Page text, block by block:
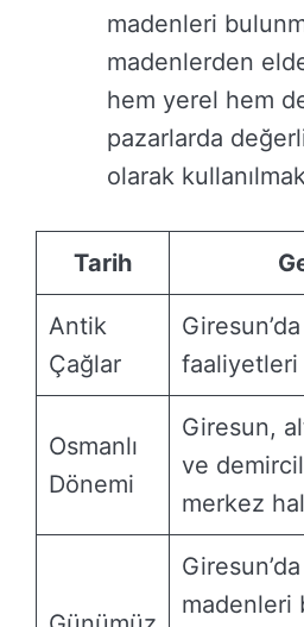
madenleri
madenlerden
hem yerel hem
pazarlarda
olarak
Tarih
Antik
Çağlar
faaliyetleri
Osmanlı
Dönemi
Giresun,
ve
merkez
madenleri